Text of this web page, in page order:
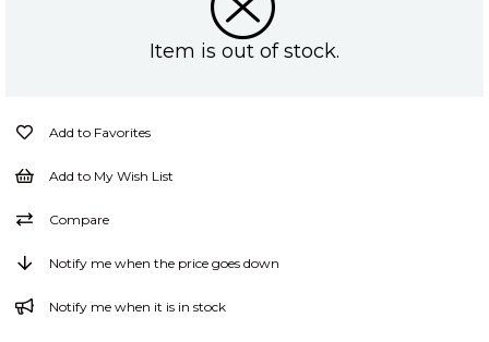
Item is out of stock.
Add to Favorites
Add to My Wish List
Compare
Notify me when the price goes down
Notify me when it is in stock